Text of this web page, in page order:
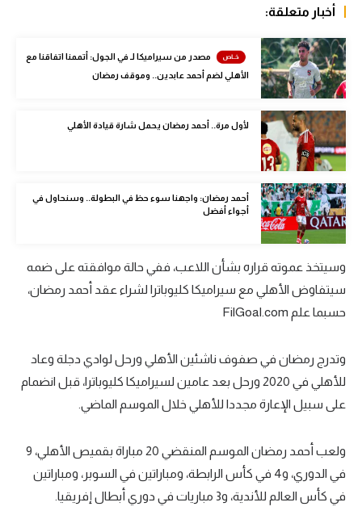
كرة يد
كرة طائرة
الوطن العربي
رياضة نسائية
آسيا
أمريكا
ركن الألعاب
أقسام خاصة
Gamers
تحقيق في الجول
تقرير في الجول
تحليل في الجول
حكايات في الجول
كويز في الجول
أخبار متعلقة:
مصدر من سيراميكا لـ في الجول: أتممنا اتفاقنا مع
الأهلي لضم أحمد عابدين.. وموقف رمضان
لأول مرة.. أحمد رمضان يحمل شارة قيادة الأهلي
أحمد رمضان: واجهنا سوء حظ في البطولة.. وسنحاول في
أجواء أفضل
وسيتخذ عموته قراره بشأن اللاعب، ففي حالة موافقته على ضمه
سيتفاوض الأهلي مع سيراميكا كليوباترا لشراء عقد أحمد رمضان،
حسبما علم FilGoal.com
وتدرج رمضان في صفوف ناشئين الأهلي ورحل لوادي دجلة وعاد
للأهلي في 2020 ورحل بعد عامين لسيراميكا كليوباترا، قبل انضمام
على سبيل الإعارة مجددا للأهلي خلال الموسم الماضي.
ولعب أحمد رمضان الموسم المنقضي 20 مباراة بقميص الأهلي، 9
في الدوري، و4 في كأس الرابطة، ومباراتين في السوبر، ومباراتين
في كأس العالم للأندية، و3 مباريات في دوري أبطال إفريقيا.